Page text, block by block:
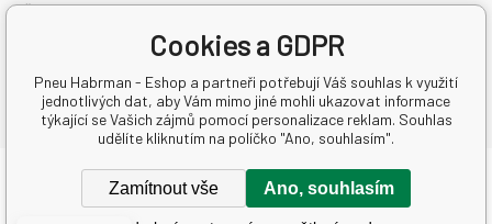
Česká Republika
Copyright © 2026 Pneu Habrman s.r.o.
Všechna práva vyhrazena.
Cookies a GDPR
Pneu Habrman - Eshop a partneři potřebují Váš souhlas k využití
jednotlivých dat, aby Vám mimo jiné mohli ukazovat informace
týkající se Vašich zájmů pomocí personalizace reklam. Souhlas
udělíte kliknutím na políčko "Ano, souhlasím".
Zamítnout vše Ano, souhlasím